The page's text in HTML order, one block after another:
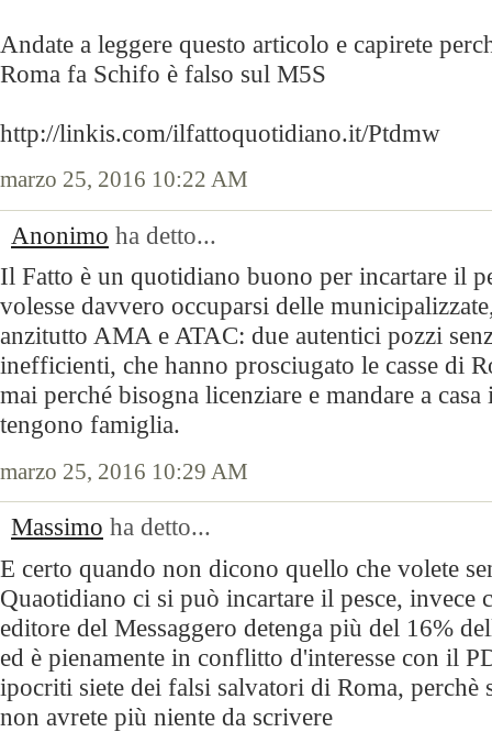
Andate a leggere questo articolo e capirete
Roma fa Schifo è falso sul M5S
http://linkis.com/ilfattoquotidiano.it/Ptdmw
marzo 25, 2016 10:22 AM
Anonimo ha detto...
Il Fatto è un quotidiano buono per incartare il
volesse davvero occuparsi delle
anzitutto AMA e ATAC: due autentici pozzi
inefficienti, che hanno prosciugato le casse di
mai perché bisogna licenziare e mandare a
tengono famiglia.
marzo 25, 2016 10:29 AM
Massimo ha detto...
E certo quando non dicono quello che volete
Quaotidiano ci si può incartare il pesce, invece
editore del Messaggero detenga più del 16%
ed è pienamente in conflitto d'interesse con il
ipocriti siete dei falsi salvatori di Roma, perchè
non avrete più niente da scrivere